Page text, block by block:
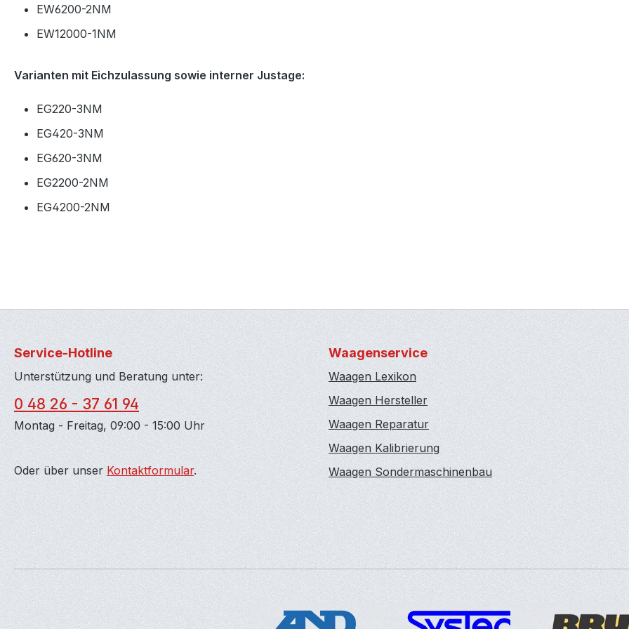
EW6200-2NM
EW12000-1NM
Varianten mit Eichzulassung sowie interner Justage:
EG220-3NM
EG420-3NM
EG620-3NM
EG2200-2NM
EG4200-2NM
Service-Hotline
Unterstützung und Beratung unter:
0 48 26 - 37 61 94
Montag - Freitag, 09:00 - 15:00 Uhr
Oder über unser Kontaktformular.
Waagenservice
Waagen Lexikon
Waagen Hersteller
Waagen Reparatur
Waagen Kalibrierung
Waagen Sondermaschinenbau